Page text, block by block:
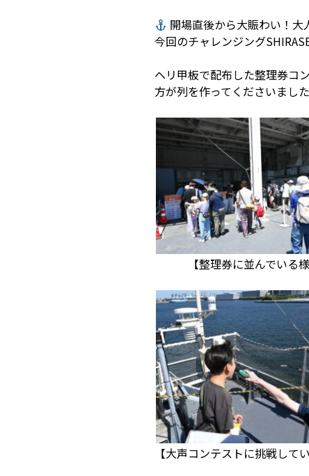
開場直後から大賑わい！大
今回のチャレンジング
ヘリ甲板で配布した整理券コ
方が列を作ってくださいました
【整理券に並んでい
【大声コンテストに挑戦して